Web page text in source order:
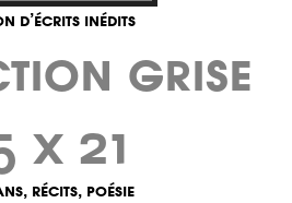
d’écrits inédits
Grise
x 21
récits, poésie